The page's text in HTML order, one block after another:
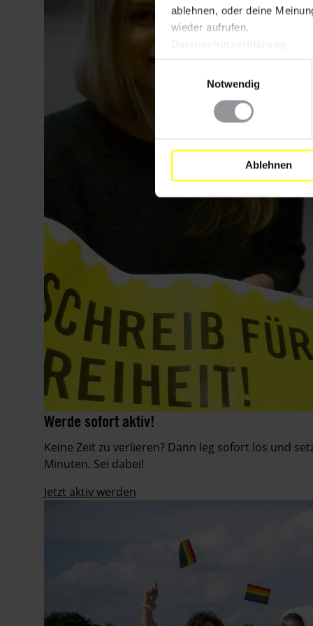
ablehnen, oder deine
wieder aufrufen.
Notwendig
Ablehnen
Aktion
am
Städtischen
Gymnasium
Erwitte
Nordrhein-
Dezember
©
©
Martin
Huckebrink
Werde sofort aktiv!
Keine Zeit zu verlieren? Dann leg sofort los und
Minuten. Sei dabei!
Jetzt aktiv werden